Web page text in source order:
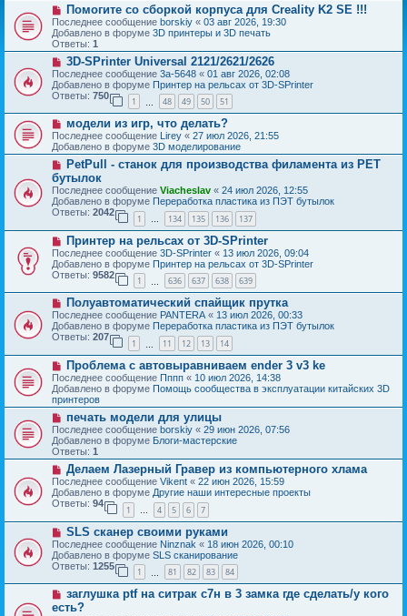
Н
о
в
о
е
с
о
о
б
е
н
и
е
Помогите со сборкой корпуса для Creality K2 SE !!!
Последнее сообщение borskiy « 03 авг 2026, 19:30
Добавлено в форуме 3D принтеры и 3D печать
Ответы: 1
Н
о
в
о
е
с
о
о
б
щ
е
н
и
е
3D-SPrinter Universal 2121/2621/2626
Последнее сообщение 3a-5648 « 01 авг 2026, 02:08
Добавлено в форуме Принтер на рельсах от 3D-SPrinter
Ответы: 750
1 48 49 50 51
Н
о
в
о
с
о
о
б
щ
е
и
е
модели из игр, что делать?
Последнее сообщение Lirey « 27 июл 2026, 21:55
Добавлено в форуме 3D моделирование
Н
в
о
е
с
о
б
щ
е
н
и
PetPull - cтанок для производства филамента из PET
бутылок
Последнее сообщение Viacheslav « 24 июл 2026, 12:55
Добавлено в форуме Переработка пластика из ПЭТ бутылок
Ответы: 2042
1 … 134 135 136 137
Н
о
в
о
е
с
о
б
щ
н
и
е
Принтер на рельсах от 3D-SPrinter
Последнее сообщение 3D-SPrinter « 13 июл 2026, 09:04
Добавлено в форуме Принтер на рельсах от 3D-SPrinter
Ответы: 9582
1 636 637 638 639
Н
о
в
о
с
о
б
щ
е
н
и
е
Полуавтоматический спайщик прутка
Последнее сообщение PANTERA« 13 июл 2026, 00:33
Добавлено в форуме Переработка пластика из ПЭТ бутылок
Ответы: 207
1 11 12 13 14
Н
о
в
о
е
с
о
о
б
щ
е
н
и
е
Проблема с автовыравниваем ender 3 v3 ke
Последнее сообщение Пппп « 10 июл 2026, 14:38
Добавлено в форуме Помощь сообщества в эксплуатации китайских 3D
принтеров
Н
о
в
о
е
с
о
о
б
е
н
и
е
печать модели для улицы
Последнее сообщение borskiy « 29 июн 2026, 07:56
Добавлено в форуме Блоги-мастерские
Ответы: 1
Н
о
в
о
е
с
о
о
б
щ
н
и
е
Делаем Лазерный Гравер из компьютерного хлама
Последнее сообщение Vikent « 22 июн 2026, 15:59
Добавлено в форуме Другие наши интересные проекты
Ответы: 94
1 … 4 5 6 7
Н
о
в
о
е
с
о
о
SLS сканер своими руками
Последнее сообщение Ninznak « 18 июн 2026, 00:10
Добавлено в форуме SLS сканирование
Ответы: 1255
1 81 82 83 84
Н
в
заглушка ptf на ситрак с7н в 3 замка где сделать/у кого
есть?